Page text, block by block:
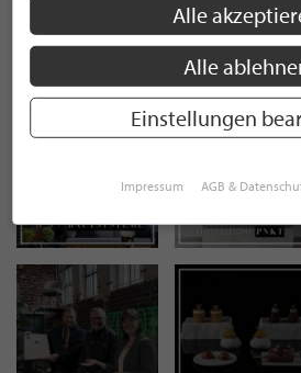
STILPUNKTE
Alle
Alle
Einstellungen
Impressum AGB &